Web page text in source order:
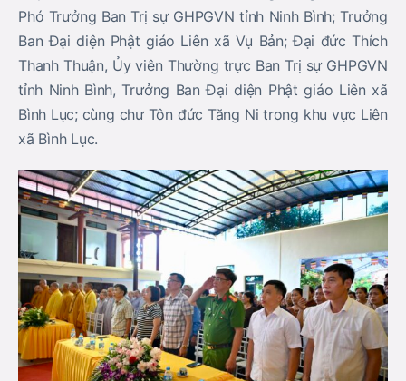
Phó Trưởng Ban Trị sự GHPGVN tỉnh Ninh Bình; Trưởng
Ban Đại diện Phật giáo Liên xã Vụ Bản;Đại đức Thích
Thanh Thuận, Ủy viên Thường trực Ban Trị sự GHPGVN
tỉnh Ninh Bình, Trưởng Ban Đại diện Phật giáo Liên xã
Bình Lục; cùng chư Tôn đức Tăng Ni trong khu vực Liên
xã Bình Lục.